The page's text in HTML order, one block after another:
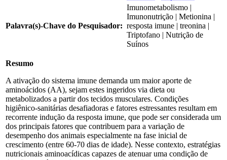
Palavra(s)-Chave do Pesquisador:
Imunometabolismo |
Imunonutrição | Metionina |
resposta imune | treonina |
Triptofano | Nutrição de
Suínos
Resumo
A ativação do sistema imune demanda um maior aporte de
aminoácidos (AA), sejam estes ingeridos via dieta ou
metabolizados a partir dos tecidos musculares. Condições
higiênico-sanitárias desafiadoras e fatores estressantes resultam em
recorrente indução da resposta imune, que pode ser considerada um
dos principais fatores que contribuem para a variação de
desempenho dos animais especialmente na fase inicial de
crescimento (entre 60-70 dias de idade). Nesse contexto, estratégias
nutricionais aminoacídicas capazes de atenuar uma condição de